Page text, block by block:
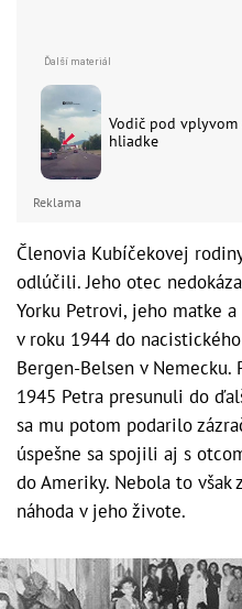
Vodič pod
hliadke
Reklama
Členovia Kubíčekovej
odlúčili. Jeho otec
Yorku Petrovi, jeho matke
v roku 1944 do
Bergen-Belsen v
1945 Petra presunuli do
sa mu potom podarilo
úspešne sa spojili aj s
do Ameriky. Nebola to však
náhoda v jeho živote.